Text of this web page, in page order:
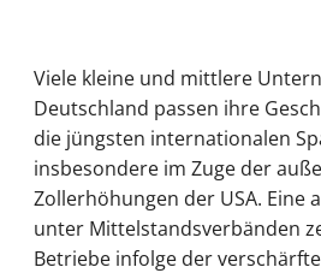
Viele kleine und mittlere
Deutschland passen ihre
die jüngsten internationalen
insbesondere im Zuge der
Zollerhöhungen der USA. Eine
unter Mittelstandsverbänden
Betriebe infolge der